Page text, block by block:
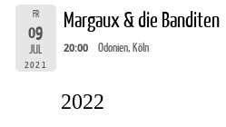
FR
09
JUL
2021
Margaux & die Banditen
20:00 Odonien, Köln
2022